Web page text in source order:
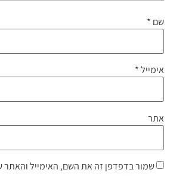
שם *
אימייל*
אתר
שמור בדפדפן זה את השם, האימייל